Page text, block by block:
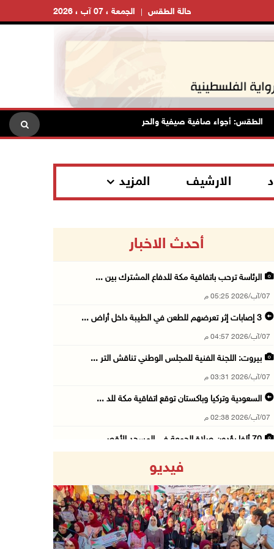
الجمعة ، 07 آب ، 2026 حالة الطقس
الطقس: أجواء صافية صيفية والحرارة حول معدلها العام
الارشيف المزيد
أحدث الاخبار
الرئاسة ترحب باتفاقية مكة للدفاع المشترك بين ...
07/آب/2026 05:25 م
3 إصابات إثر تعرضهم للطعن في الطيبة داخل أراض ...
07/آب/2026 04:57 م
بيروت: اللجنة الفنية للمجلس الوطني تناقش التر ...
07/آب/2026 03:31 م
السعودية وتركيا وباكستان توقع اتفاقية مكة للد ...
07/آب/2026 02:38 م
70 ألفا يؤدون صلاة الجمعة في المسجد الأقصى
07/آب/2026 02:19 م
مستعمرون ينفذون جولات استفزازية في عدة مناطق ...
07/آب/2026 02:08 م
فيديو
Previous Next